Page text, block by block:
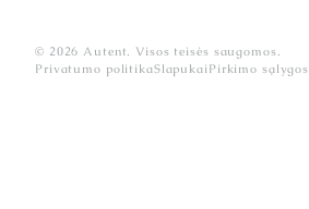
© 2026 Autent. Visos teisės saugomos.
Privatumo politikaSlapukaiPirkimo sąlygos